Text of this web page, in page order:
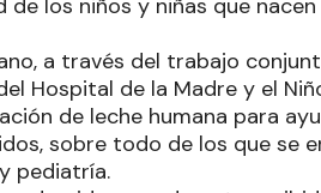
a través del trabajo
Hospital de la Madre y el
de leche humana para
sobre todo de los que se
pediatría.